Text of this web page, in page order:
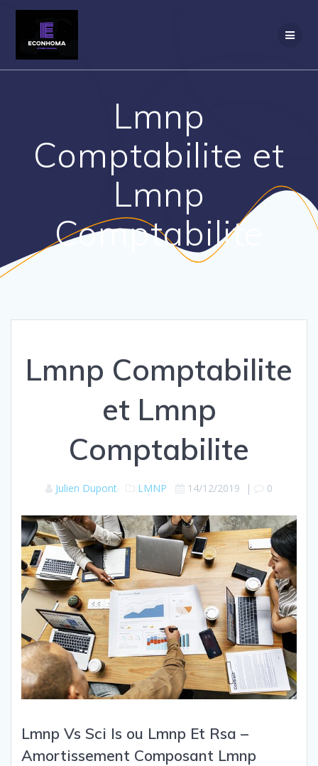
Lmnp
Comptabilite et
Lmnp
Comptabilite
Lmnp Comptabilite
et Lmnp
Comptabilite
Julien Dupont LMNP 14/12/2019 | 0
Lmnp Vs Sci Is ou Lmnp Et Rsa –
Amortissement Composant Lmnp